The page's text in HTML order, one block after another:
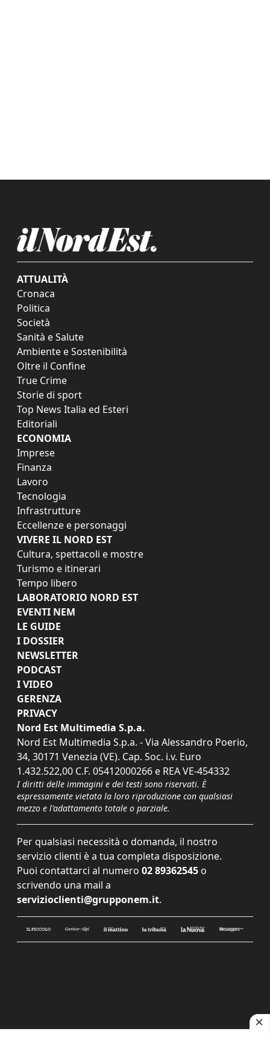
ATTUALITÀ
Cronaca
Politica
Società
Sanità e Salute
Ambiente e Sostenibilità
Oltre il Confine
True Crime
Storie di sport
Top News Italia ed Esteri
Editoriali
ECONOMIA
Imprese
Finanza
Lavoro
Tecnologia
Infrastrutture
Eccellenze e personaggi
VIVERE IL NORD EST
Cultura, spettacoli e mostre
Turismo e itinerari
Tempo libero
LABORATORIO NORD EST
EVENTI NEM
LE GUIDE
I DOSSIER
NEWSLETTER
PODCAST
I VIDEO
GERENZA
PRIVACY
Nord Est Multimedia S.p.a.
Nord Est Multimedia S.p.a. - Via Alessandro Poerio,
34, 30171 Venezia (VE). Cap. Soc. i.v. Euro
1.432.522,00 C.F. 05412000266 e REA VE-454332
I diritti delle immagini e dei testi sono riservati. È
espressamente vietata la loro riproduzione con qualsiasi
mezzo e l'adattamento totale o parziale.
Per qualsiasi necessità o domanda, il nostro
servizio clienti è a tua completa disposizione.
Puoi contattarci al numero 02 89362545 o
scrivendo una mail a
servizioclienti@grupponem.it.